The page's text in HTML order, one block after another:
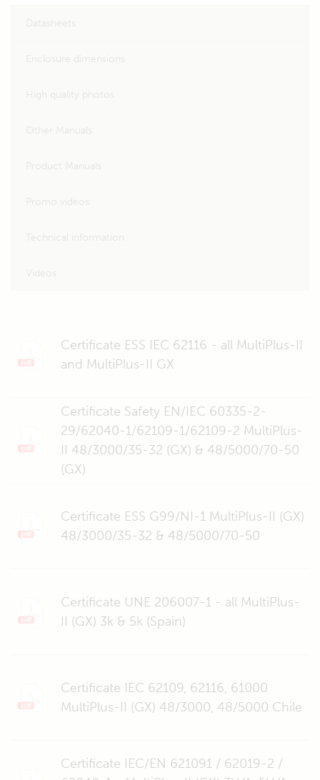
Certificate ESS IEC 62116 - all MultiPlus-II
and MultiPlus-II GX
Certificate Safety EN/IEC 60335-2-
29/62040-1/62109-1/62109-2 MultiPlus-
II 48/3000/35-32 (GX) & 48/5000/70-50
(GX)
Certificate ESS G99/NI-1 MultiPlus-II (GX)
48/3000/35-32 & 48/5000/70-50
Certificate UNE 206007-1 - all MultiPlus-
II (GX) 3k & 5k (Spain)
Certificate IEC 62109, 62116, 61000
MultiPlus-II (GX) 48/3000, 48/5000 Chile
Certificate IEC/EN 621091 / 62019-2 /